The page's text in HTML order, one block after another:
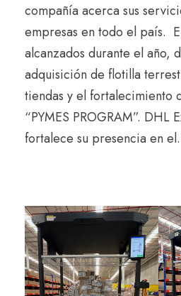
compañía acerca sus
empresas en todo el país.
alcanzados durante el año,
adquisición de flotilla
tiendas y el fortalecimiento
“PYMES PROGRAM”. DHL
fortalece su presencia en